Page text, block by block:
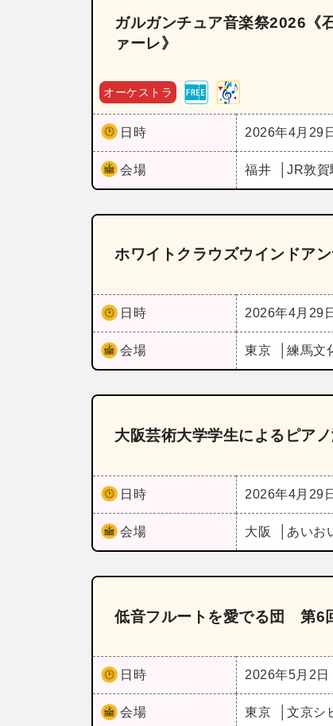
ガルガンチュア音楽祭2026《
ァーレ》
オーケストラ
日時 2026年4月29
会場 福井 JR敦賀
ホワイトクラウズウインドア
日時 2026年4月29
会場 東京 練馬文
大阪芸術大学学生によるピア
日時 2026年4月29
会場 大阪 あいお
低音フルートを愛でる団 第6
日時 2026年5月2日
会場 東京 文京シ